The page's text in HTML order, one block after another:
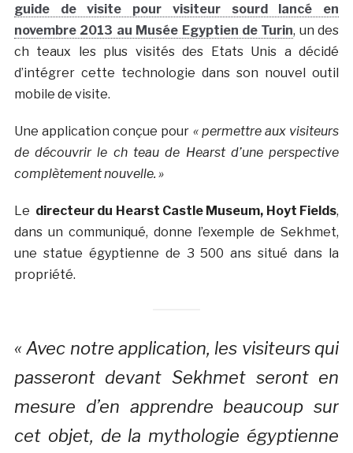
guide de visite pour visiteur sourd lancé en
novembre 2013 au Musée Egyptien de Turin, un des
ch teaux les plus visités des Etats Unis a décidé
d’intégrer cette technologie dans son nouvel outil
mobile de visite.
Une application conçue pour « permettre aux visiteurs
de découvrir le ch teau de Hearst d’une perspective
complètement nouvelle. »
Le directeur du Hearst Castle Museum, Hoyt Fields,
dans un communiqué, donne l’exemple de Sekhmet,
une statue égyptienne de 3 500 ans situé dans la
propriété.
« Avec notre application, les visiteurs qui
passeront devant Sekhmet seront en
mesure d’en apprendre beaucoup sur
cet objet, de la mythologie égyptienne